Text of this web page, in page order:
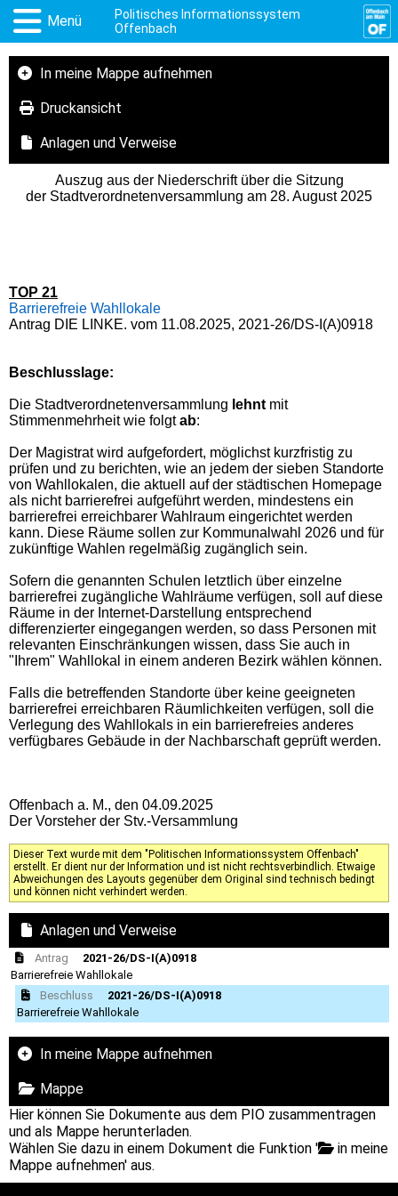
Menü
Politisches Informationssystem
Offenbach
In meine Mappe aufnehmen
Druckansicht
Anlagen und Verweise
Auszug aus der Niederschrift über die Sitzung
der Stadtverordnetenversammlung am 28. August 2025
TOP 21
Barrierefreie Wahllokale
Antrag DIE LINKE. vom 11.08.2025, 2021-26/DS-I(A)0918
Beschlusslage:
Die Stadtverordnetenversammlung lehnt mit
Stimmenmehrheit wie folgtab:
Der Magistrat wird aufgefordert, möglichst kurzfristig zu
prüfen und zu berichten, wie an jedem der sieben Standorte
von Wahllokalen, die aktuell auf der städtischen Homepage
als nicht barrierefrei aufgeführt werden, mindestens ein
barrierefrei erreichbarer Wahlraum eingerichtet werden
kann. Diese Räume sollen zur Kommunalwahl 2026 und für
zukünftige Wahlen regelmäßig zugänglich sein.
Sofern die genannten Schulen letztlich über einzelne
barrierefrei zugängliche Wahlräume verfügen, soll auf diese
Räume in der Internet-Darstellung entsprechend
differenzierter eingegangen werden, so dass Personen mit
relevanten Einschränkungen wissen, dass Sie auch in
"Ihrem" Wahllokal in einem anderen Bezirk wählen können.
Falls die betreffenden Standorte über keine geeigneten
barrierefrei erreichbaren Räumlichkeiten verfügen, soll die
Verlegung des Wahllokals in ein barrierefreies anderes
verfügbares Gebäude in der Nachbarschaft geprüft werden.
Offenbach a. M., den 04.09.2025
Der Vorsteher der Stv.-Versammlung
Dieser Text wurde mit dem "Politischen Informationssystem Offenbach"
erstellt. Er dient nur der Information und ist nicht rechtsverbindlich. Etwaige
Abweichungen des Layouts gegenüber dem Original sind technisch bedingt
und können nicht verhindert werden.
Anlagen und Verweise
Antrag
2021-26/DS-I(A)0918
Barrierefreie Wahllokale
Beschluss
2021-26/DS-I(A)0918
Barrierefreie Wahllokale
In meine Mappe aufnehmen
Mappe
Hier können Sie Dokumente aus dem PIO zusammentragen
und als Mappe herunterladen.
Wählen Sie dazu in einem Dokument die Funktion '
in meine
Mappe aufnehmen' aus.